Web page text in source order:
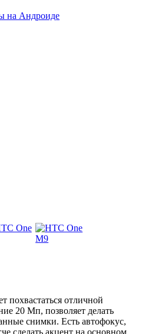
отличной
20 Мп, позволяет делать
снимки. Есть автофокус,